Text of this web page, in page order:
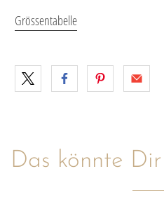
Grössentabelle
Das könnte